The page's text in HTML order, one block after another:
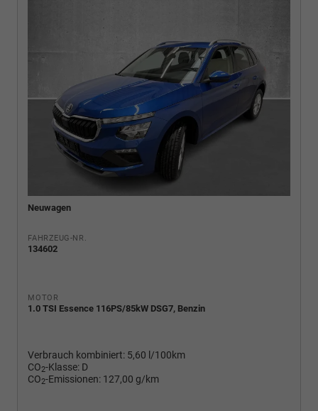
Neuwagen
FAHRZEUG-NR.
134602
MOTOR
1.0 TSI Essence 116PS/85kW DSG7, Benzin
Verbrauch kombiniert: 5,60 l/100km
CO2-Klasse: D
CO2-Emissionen: 127,00 g/km